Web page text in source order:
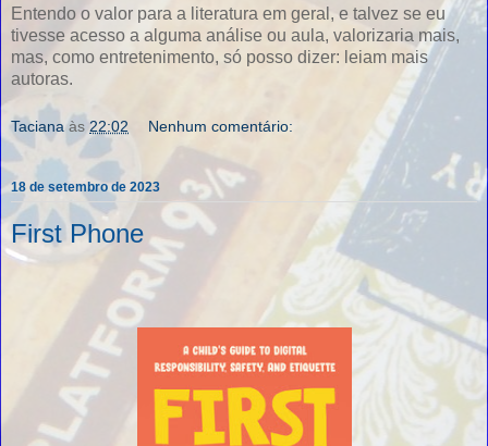
Entendo o valor para a literatura em geral, e talvez se eu
tivesse acesso a alguma análise ou aula, valorizaria mais,
mas, como entretenimento, só posso dizer: leiam mais
autoras.
Taciana às 22:02 Nenhum comentário:
18 de setembro de 2023
First Phone